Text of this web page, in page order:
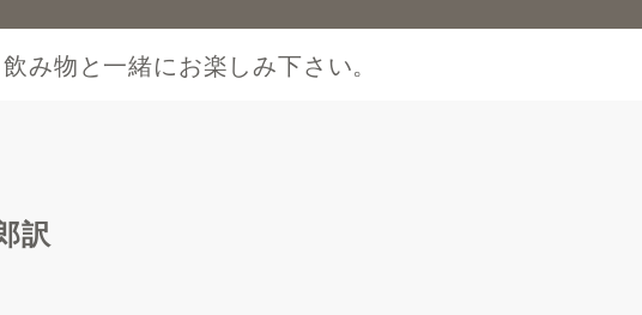
み物と一緒にお楽しみ下さい。
訳